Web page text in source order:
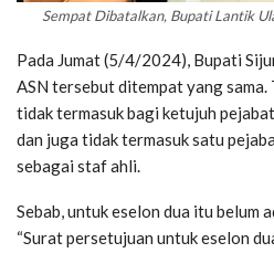
Sempat Dibatalkan, Bupati Lantik
Pada Jumat (5/4/2024), Bupati
ASN tersebut ditempat yang
tidak termasuk bagi ketujuh
dan juga tidak termasuk satu
sebagai staf ahli.
Sebab, untuk eselon dua itu belum
“Surat persetujuan untuk eselon